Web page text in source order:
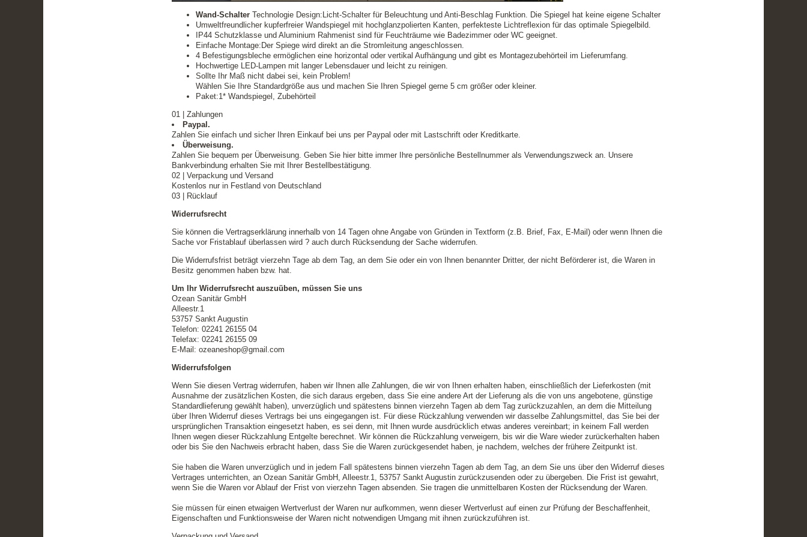
Wand-SchalterTechnologie Design:Licht-Schalter für Beleuchtung und Anti-Beschlag Funktion. Die Spiegel hat keine eigene Schalter
Umweltfreundlicher kupferfreier Wandspiegel mit hochglanzpolierten Kanten, perfekteste Lichtreflexion für das optimale Spiegelbild.
IP44 Schutzklasse und Aluminium Rahmenist sind für Feuchträume wie Badezimmer oder WC geeignet.
Einfache Montage:Der Spiege wird direkt an die Stromleitung angeschlossen.
4 Befestigungsbleche ermöglichen eine horizontal oder vertikal Aufhängung und gibt es Montagezubehörteil im Lieferumfang.
Hochwertige LED-Lampen mit langer Lebensdauer und leicht zu reinigen.
Sollte Ihr Maß nicht dabei sei, kein Problem!
Wählen Sie Ihre Standardgröße aus und machen Sie Ihren Spiegel gerne 5 cm größer oder kleiner.
Paket:1* Wandspiegel, Zubehörteil
01 | Zahlungen
Paypal.
Zahlen Sie einfach und sicher Ihren Einkauf bei uns per Paypal oder mit Lastschrift oder Kreditkarte.
Überweisung.
Zahlen Sie bequem per Überweisung. Geben Sie hier bitte immer Ihre persönliche Bestellnummer als Verwendungszweck an. Unsere
Bankverbindung erhalten Sie mit Ihrer Bestellbestätigung.
02 | Verpackung und Versand
Kostenlos nur in Festland von Deutschland
03 | Rücklauf
Widerrufsrecht
Sie können die Vertragserklärung innerhalb von 14 Tagen ohne Angabe von Gründen in Textform (z.B. Brief, Fax, E-Mail) oder wenn Ihnen die
Sache vor Fristablauf überlassen wird ? auch durch Rücksendung der Sache widerrufen.
Die Widerrufsfrist beträgt vierzehn Tage ab dem Tag, an dem Sie oder ein von Ihnen benannter Dritter, der nicht Beförderer ist, die Waren in
Besitz genommen haben bzw. hat.
Um Ihr Widerrufsrecht auszuüben, müssen Sie uns
Ozean Sanitär GmbH
Alleestr.1
53757 Sankt Augustin
Telefon: 02241 26155 04
Telefax: 02241 26155 09
E-Mail: ozeaneshop@gmail.com
Widerrufsfolgen
Wenn Sie diesen Vertrag widerrufen, haben wir Ihnen alle Zahlungen, die wir von Ihnen erhalten haben, einschließlich der Lieferkosten (mit
Ausnahme der zusätzlichen Kosten, die sich daraus ergeben, dass Sie eine andere Art der Lieferung als die von uns angebotene, günstige
Standardlieferung gewählt haben), unverzüglich und spätestens binnen vierzehn Tagen ab dem Tag zurückzuzahlen, an dem die Mitteilung
über Ihren Widerruf dieses Vertrags bei uns eingegangen ist. Für diese Rückzahlung verwenden wir dasselbe Zahlungsmittel, das Sie bei der
ursprünglichen Transaktion eingesetzt haben, es sei denn, mit Ihnen wurde ausdrücklich etwas anderes vereinbart; in keinem Fall werden
Ihnen wegen dieser Rückzahlung Entgelte berechnet. Wir können die Rückzahlung verweigern, bis wir die Ware wieder zurückerhalten haben
oder bis Sie den Nachweis erbracht haben, dass Sie die Waren zurückgesendet haben, je nachdem, welches der frühere Zeitpunkt ist.
Sie haben die Waren unverzüglich und in jedem Fall spätestens binnen vierzehn Tagen ab dem Tag, an dem Sie uns über den Widerruf dieses
Vertrages unterrichten, an Ozean Sanitär GmbH, Alleestr.1, 53757 Sankt Augustin zurückzusenden oder zu übergeben. Die Frist ist gewahrt,
wenn Sie die Waren vor Ablauf der Frist von vierzehn Tagen absenden. Sie tragen die unmittelbaren Kosten der Rücksendung der Waren.
Sie müssen für einen etwaigen Wertverlust der Waren nur aufkommen, wenn dieser Wertverlust auf einen zur Prüfung der Beschaffenheit,
Eigenschaften und Funktionsweise der Waren nicht notwendigen Umgang mit ihnen zurückzuführen ist.